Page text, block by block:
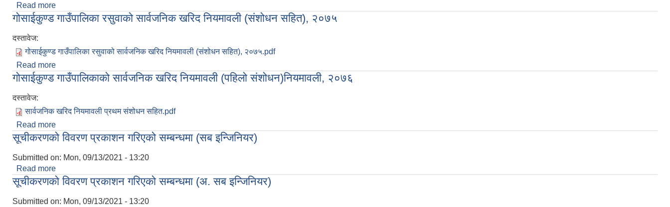
Read more
गोसाईकुण्ड गाउँपालिका रसुवाको सार्वजनिक खरिद नियमावली (संशोधन सहित), २०७५
दस्तावेज:
गोसाईकुण्ड गाउँपालिका रसुवाको सार्वजनिक खरिद नियमावली (संशोधन सहित), २०७५.pdf
Read more
गोसाईकुण्ड गाउँपालिकाको सार्वजनिक खरिद नियमावली (पहिलो संशोधन)नियमावली, २०७६
दस्तावेज:
सार्वजनिक खरिद नियमावली प्रथम संशोधन सहित.pdf
Read more
सूचीकरणको विवरण प्रकाशन गरिएको सम्बन्धमा (सब इन्जिनियर)
Submitted on: Mon, 09/13/2021 - 13:20
Read more
सूचीकरणको विवरण प्रकाशन गरिएको सम्बन्धमा (अ. सब इन्जिनियर)
Submitted on: Mon, 09/13/2021 - 13:20